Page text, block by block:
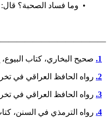
• وما فساد الصحبة؟ قال:
1. صحيح البخاري، كتاب البيوع، ح:
2. رواه الحافظ العراقي في تخريج
3. رواه الحافظ العراقي في تخريج
4. رواه الترمذي في السنن، كتاب